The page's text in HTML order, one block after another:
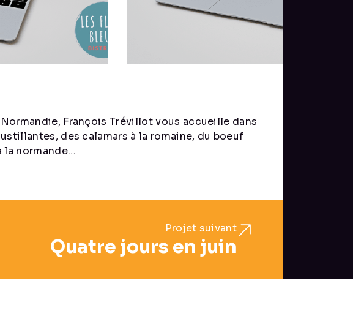
François Trévillot vous accueille dans
des calamars à la romaine, du boeuf
la normande…
Projet suivant
Quatre jours en juin